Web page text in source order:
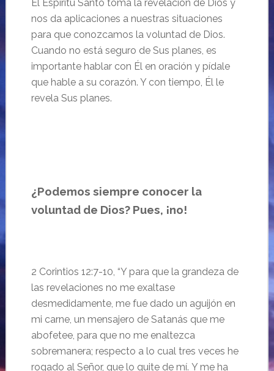
El EspírituSanto toma la revelacion de Dios y
nos da aplicaciones a nuestras situaciones
para que conozcamos la voluntad de Dios.
Cuando no está seguro de Sus planes, es
importante hablar con Él en oración y pídale
que hable a su corazón. Y con tiempo, Él le
revela Sus planes.
¿Podemos siempre conocer la
voluntad de Dios? Pues, ¡no!
2 Corintios 12:7-10, “Y para que la grandeza de
las revelaciones no me exaltase
desmedidamente, me fue dado un aguijón en
mi carne, un mensajero de Satanás que me
abofetee, para que no me enaltezca
sobremanera; respecto a lo cual tres veces he
rogado al Señor, que lo quite de mí. Y me ha